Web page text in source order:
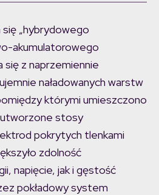
„hybrydowego
akumulatorowego
się z naprzemiennie
naładowanych warstw
którymi umieszczono
utworzone stosy
pokrytych tlenkami
zdolność
napięcie, jak i gęstość
pokładowy system